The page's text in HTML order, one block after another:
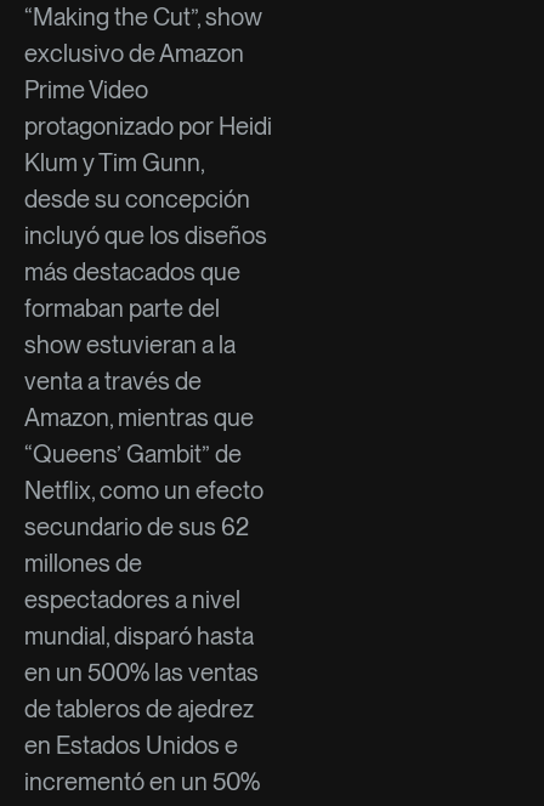
“Making the Cut”, show
exclusivo de Amazon
Prime Video
protagonizado por Heidi
Klum y Tim Gunn,
desde su concepción
incluyó que los diseños
más destacados que
formaban parte del
show estuvieran a la
venta a través de
Amazon, mientras que
“Queens’ Gambit” de
Netflix, como un efecto
secundario de sus 62
millones de
espectadores a nivel
mundial, disparó hasta
en un 500% las ventas
de tableros de ajedrez
en Estados Unidos e
incrementó en un 50%